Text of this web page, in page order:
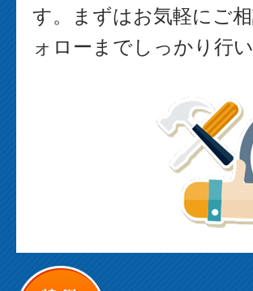
す。まずはお気軽にご
ォローまでしっかり行い